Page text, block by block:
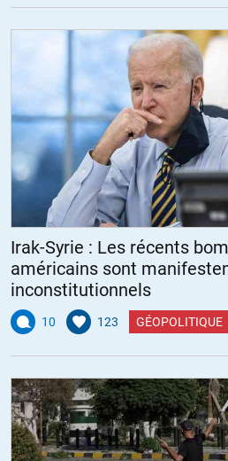
Irak-Syrie : Les récents
américains sont
inconstitutionnels
10 123 GÉOPOLITIQUE